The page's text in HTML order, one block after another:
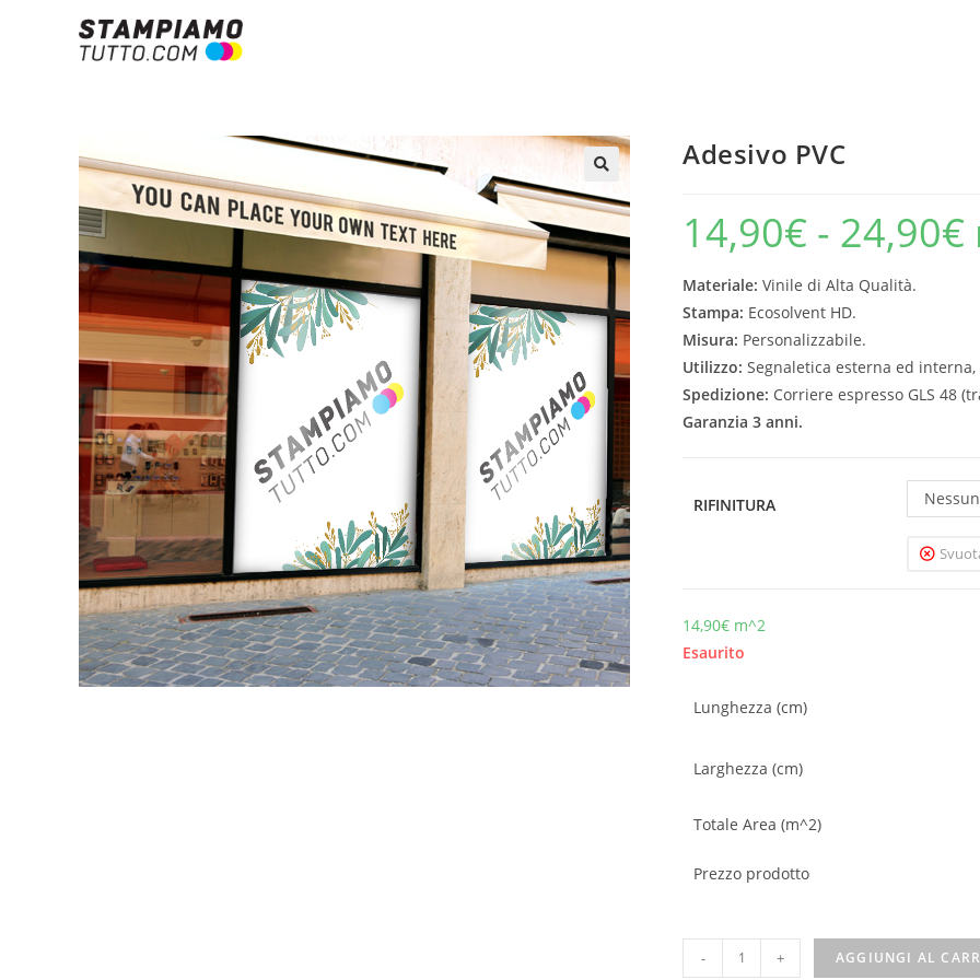
Adesivo PVC
14,90€ - 24,90€
Materiale: Vinile di Alta Qualità.
Stampa: Ecosolvent HD.
Misura: Personalizzabile.
Utilizzo: Segnaletica esterna ed
Spedizione: Corriere espresso GLS 48
Garanzia 3 anni.
RIFINITURA
14,90€ m^2
Esaurito
Lunghezza (cm)
Larghezza (cm)
Totale Area (m^2)
Prezzo prodotto
- + AGGIUNGI AL